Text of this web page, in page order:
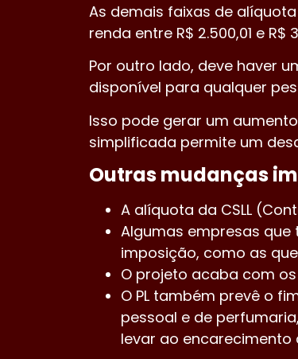
As demais faixas de
renda entre R$ 2.500,01 e
Por outro lado, deve haver
disponível para qualquer
Isso pode gerar um
simplificada permite um
Outras mudanças
A alíquota da CSLL
Algumas empresas
imposição, como as
O projeto acaba com
O PL também prevê o
pessoal e de
levar ao encarecimento